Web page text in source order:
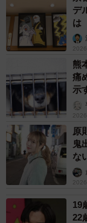
ポイ捨て過料の存在
供）
そんな中、渋谷
デ
は
熊
痛
示
原
鬼
な
ス
19
22